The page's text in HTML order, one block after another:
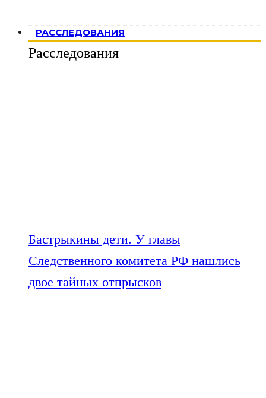
РАССЛЕДОВАНИЯ
Расследования
Бастрыкины дети. У главы
Следственного комитета РФ нашлись
двое тайных отпрысков